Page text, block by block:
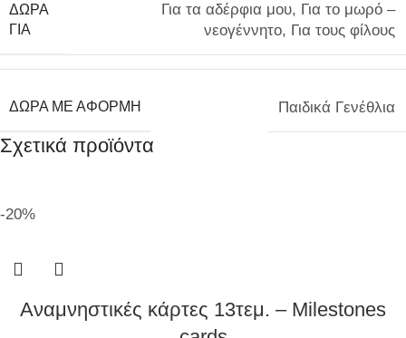
ΔΩΡΑ
ΓΙΑ
Για τα αδέρφια μου, Για το μωρό –
νεογέννητο, Για τους φίλους
ΔΩΡΑ ΜΕ ΑΦΟΡΜΗ Παιδικά Γενέθλια
Σχετικά προϊόντα
-20%
Αναμνηστικές κάρτες 13τεμ. – Milestones